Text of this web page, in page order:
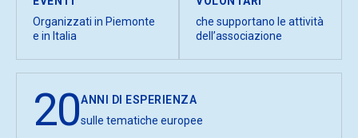
Organizzati in Piemonte
e in Italia
che supportano le attività
dell’associazione
20ANNI DI ESPERIENZA
sulle tematiche europee